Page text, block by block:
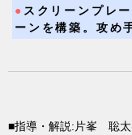
● スクリーンプレ
ーンを構築。攻め
■指導・解説:片峯 聡太